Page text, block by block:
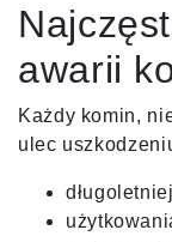
awarii
Każdy komin,
ulec